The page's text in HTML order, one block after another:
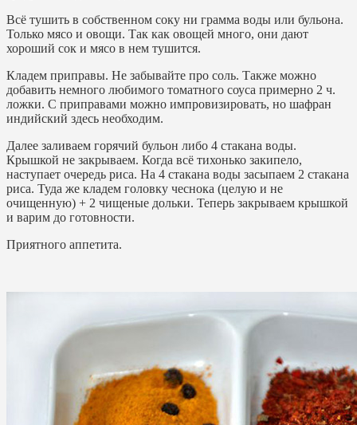
Всё тушить в собственном соку ни грамма воды или бульона.
Только мясо и овощи. Так как овощей много, они дают
хороший сок и мясо в нем тушится.
Кладем приправы. Не забывайте про соль. Также можно
добавить немного любимого томатного соуса примерно 2 ч.
ложки. С приправами можно импровизировать, но шафран
индийский здесь необходим.
Далее заливаем горячий бульон либо 4 стакана воды.
Крышкой не закрываем. Когда всё тихонько закипело,
наступает очередь риса. На 4 стакана воды засыпаем 2 стакана
риса. Туда же кладем головку чеснока (целую и не
очищенную) + 2 чищеные дольки. Теперь закрываем крышкой
и варим до готовности.
Приятного аппетита.